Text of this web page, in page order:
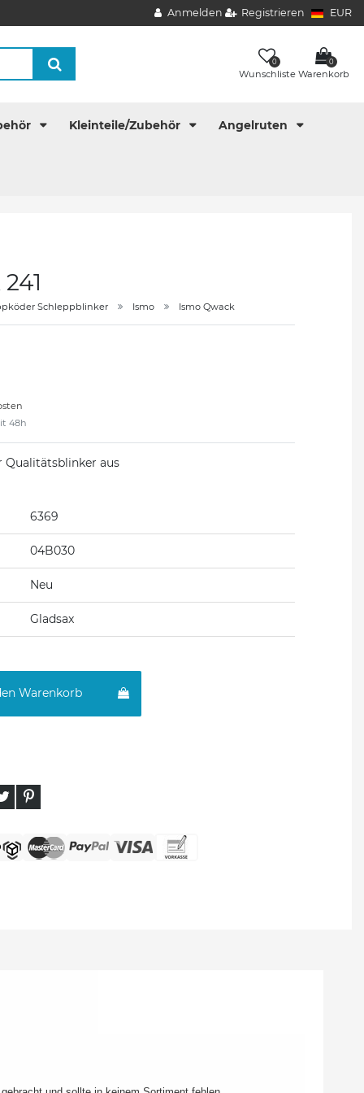
Anmelden Registrieren EUR
0
Wunschliste
0
Warenkorb
Kleinteile/Zubehör Angelruten
Schleppblinker Ismo Ismo Qwack
48h
Qualitätsblinker aus
6369
04B030
Neu
Gladsax
Warenkorb